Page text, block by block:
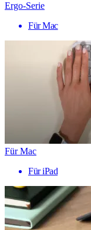
Ergo-Serie
Für Mac
Für Mac
Für iPad